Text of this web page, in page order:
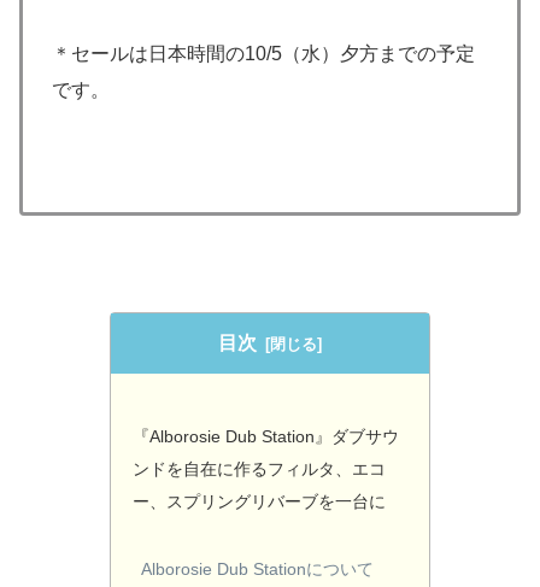
＊セールは日本時間の10/5（水）夕方までの予定
です。
目次
『Alborosie Dub Station』ダブサウ
ンドを自在に作るフィルタ、エコ
ー、スプリングリバーブを一台に
Alborosie Dub Stationについて